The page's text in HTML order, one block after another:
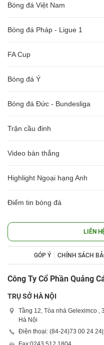
Bóng đá Việt Nam
Bóng đá Pháp - Ligue 1
FA Cup
Bóng đá Ý
Bóng đá Đức - Bundesliga
Trận cầu đinh
Video bàn thắng
Highlight Ngoại hạng Anh
Điểm tin bóng đá
LIÊN
GÓP Ý CHÍNH SÁCH
Công Ty Cổ Phần Quảng
TRỤ SỞ HÀ NỘI
Tầng 12, Tòa nhà Geleximco ,
Hà Nội
Điện thoại: (84-24)73 00 24 24